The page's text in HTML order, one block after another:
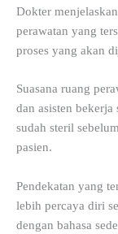
Dokter
perawatan yang
proses yang akan
Suasana ruang
dan asisten bekerja
sudah steril
pasien.
Pendekatan yang
lebih percaya diri
dengan bahasa